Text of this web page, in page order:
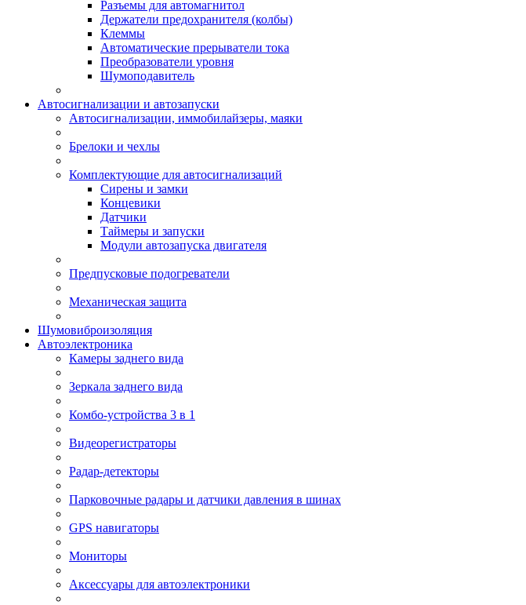
Разъемы для автомагнитол
Держатели предохранителя (колбы)
Клеммы
Автоматические прерыватели тока
Преобразователи уровня
Шумоподавитель
Автосигнализации и автозапуски
Автосигнализации, иммобилайзеры, маяки
Брелоки и чехлы
Комплектующие для автосигнализаций
Сирены и замки
Концевики
Датчики
Таймеры и запуски
Модули автозапуска двигателя
Предпусковые подогреватели
Механическая защита
Шумовиброизоляция
Автоэлектроника
Камеры заднего вида
Зеркала заднего вида
Комбо-устройства 3 в 1
Видеорегистраторы
Радар-детекторы
Парковочные радары и датчики давления в шинах
GPS навигаторы
Мониторы
Аксессуары для автоэлектроники